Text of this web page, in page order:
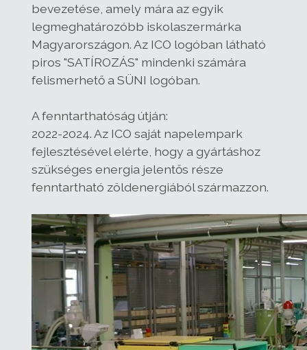
bevezetése, amely mára az egyik
legmeghatározóbb iskolaszermárka
Magyarországon. Az ICO logóban látható
piros "SATÍROZÁS" mindenki számára
felismerhető a SÜNI logóban.
A fenntarthatóság útján:
2022-2024. Az ICO saját napelempark
fejlesztésével elérte, hogy a gyártáshoz
szükséges energia jelentős része
fenntartható zöldenergiából származzon.